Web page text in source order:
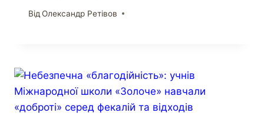
Від Олександр Ретівов